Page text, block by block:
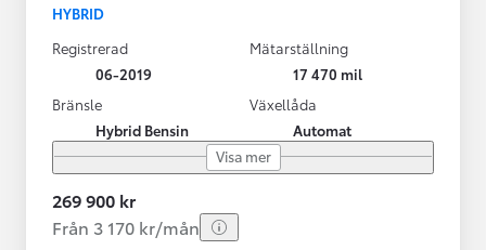
HYBRID
Registrerad
06-2019
Mätarställning
17 470 mil
Bränsle
Hybrid Bensin
Växellåda
Automat
Visa mer
269 900 kr
Från 3 170 kr/mån